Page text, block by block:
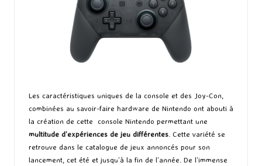
Les caractéristiques uniques de la console et des Joy-Con,
combinées au savoir-faire hardware de Nintendo ont abouti à
la création de cette console Nintendo permettant une
multitude d’expériences de jeu différentes . Cette variété se
retrouve dans le catalogue de jeux annoncés pour son
lancement, cet été et jusqu’à la fin de l’année. De l’immense